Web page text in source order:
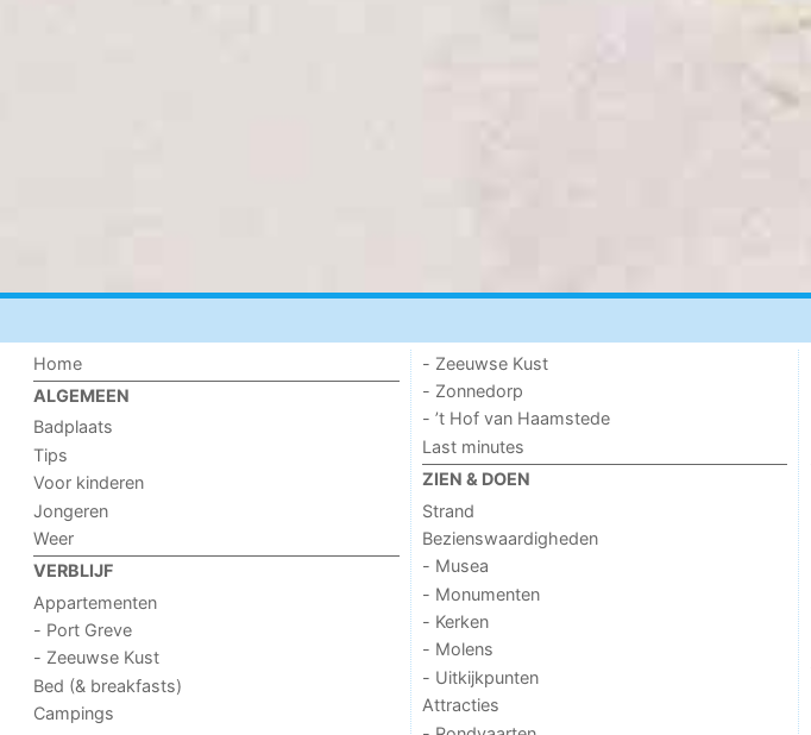
Home
ALGEMEEN
Badplaats
Tips
Voor kinderen
Jongeren
Weer
VERBLIJF
Appartementen
- Port Greve
- Zeeuwse Kust
Bed (& breakfasts)
Campings
- Zeeuwse Kust
- Zonnedorp
- ’t Hof van Haamstede
Last minutes
ZIEN & DOEN
Strand
Bezienswaardigheden
- Musea
- Monumenten
- Kerken
- Molens
- Uitkijkpunten
Attracties